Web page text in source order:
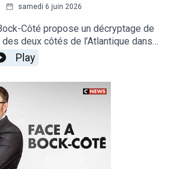
samedi 6 juin 2026
Côté propose un décryptage de
des deux côtés de l’Atlantique dans
Play